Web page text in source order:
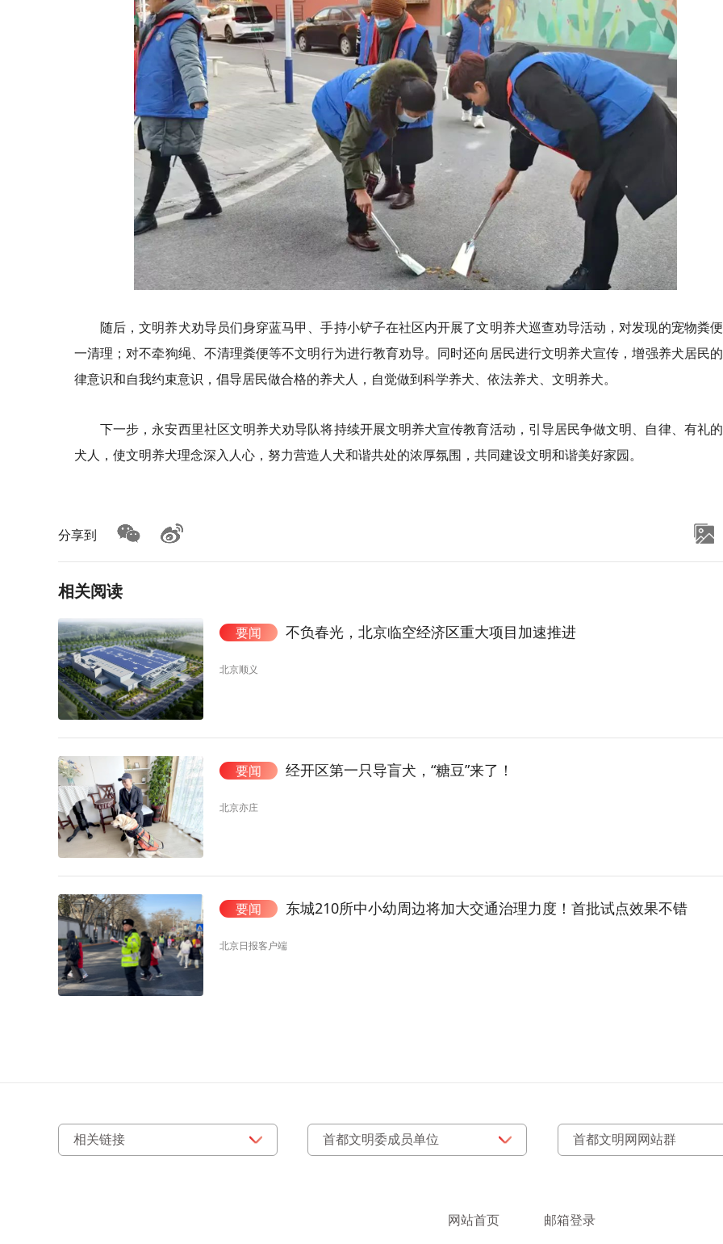
随后，文明养犬劝导员们身穿蓝马甲、手持小铲子在社区内开展了文明养犬巡查劝导活动，对发现的宠物粪
一清理；对不牵狗绳、不清理粪便等不文明行为进行教育劝导。同时还向居民进行文明养犬宣传，增强养犬居民
律意识和自我约束意识，倡导居民做合格的养犬人，自觉做到科学养犬、依法养犬、文明养犬。
下一步，永安西里社区文明养犬劝导队将持续开展文明养犬宣传教育活动，引导居民争做文明、自律、有礼
犬人，使文明养犬理念深入人心，努力营造人犬和谐共处的浓厚氛围，共同建设文明和谐美好家园。
分享到
相关阅读
要闻 不负春光，北京临空经济区重大项目加速推进
北京顺义
要闻 经开区第一只导盲犬，“糖豆”来了！
北京亦庄
要闻 东城210所中小幼周边将加大交通治理力度！首批试点效果不错
北京日报客户端
网站首页 邮箱登录